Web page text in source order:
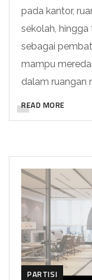
pada kantor,
sekolah,
sebagai
mampu
dalam ruangan
READ MORE
PARTISI